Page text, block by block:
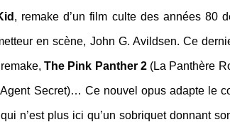
, remake d’un film culte des années 80
en scène, John G. Avildsen. Ce
The Pink Panther 2(La Panthère
Secret)… Ce nouvel opus adapte le
n’est plus ici qu’un sobriquet donnant